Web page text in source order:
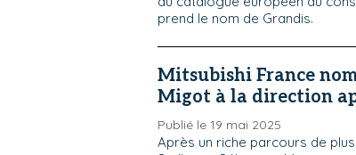
prend le nom de Grandis.
Mitsubishi France
Migot à la direction
Publié le 19 mai 2025
Après un riche parcours de